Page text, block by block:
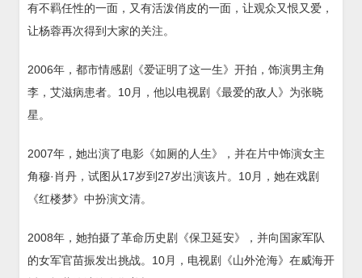
有不羁任性的一面，又有活泼俏皮的一面，让观众又恨又爱，
让杨蓉再次得到大家的关注。
2006年，都市情感剧《爱证明了这一生》开拍，饰演男主角
李，艾滋病患者。10月，他以电视剧《最爱的敌人》为张晓
星。
2007年，她出演了电影《如厕的人生》，并在片中饰演女主
角穆·肖丹，试图从17岁到27岁出演该片。10月，她在戏剧
《红楼梦》中扮演文清。
2008年，她拍摄了革命历史剧《保卫延安》，并向国家军队
的女军官苗振发出挑战。10月，电视剧《山外沧海》在威海开